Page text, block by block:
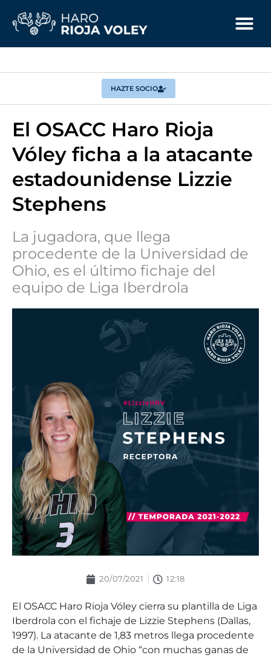
HAZTE SOCIO
El OSACC Haro Rioja
Vóley ficha a la atacante
estadounidense Lizzie
Stephens
La jugadora, que llega
procedente de la Universidad de
Ohio, es el último fichaje del
equipo de Liga Iberdrola
20/07/2021 12:18
El OSACC Haro Rioja Vóley cierra su plantilla de Liga
Iberdrola con el fichaje de Lizzie Stephens (Dallas,
1997). La atacante de 1,83 metros llega procedente
de la Universidad de Ohio “con muchas ganas de